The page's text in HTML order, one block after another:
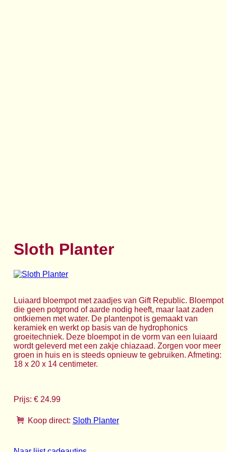
Sloth Planter
Luiaard bloempot met zaadjes van Gift Republic. Bloempot
die geen potgrond of aarde nodig heeft, maar laat zaden
ontkiemen met water. De plantenpot is gemaakt van
keramiek en werkt op basis van de hydrophonics
groeitechniek. Deze bloempot in de vorm van een luiaard
wordt geleverd met een zakje chiazaad. Zorgen voor meer
groen in huis en is steeds opnieuw te gebruiken. Afmeting:
18 x 20 x 14 centimeter.
Prijs: € 24.99
Koop direct: Sloth Planter